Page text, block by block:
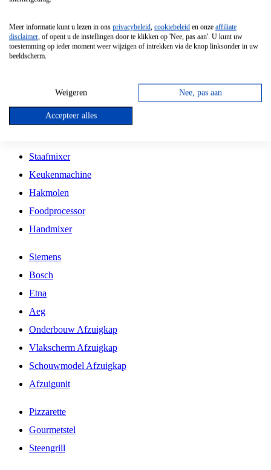
Vrijstaande Magnetron
Vrijstaande Kookplaat
Inbouw Gaskookplaat
Inbouw Keramische Kookplaat
Kookplaat Accessoires
Staafmixer
Keukenmachine
Hakmolen
Foodprocessor
Handmixer
Siemens
Bosch
Etna
Aeg
Onderbouw Afzuigkap
Vlakscherm Afzuigkap
Schouwmodel Afzuigkap
Afzuigunit
Pizzarette
Gourmetstel
Steengrill
Meer informatie kunt u lezen in ons privacybeleid, cookiebeleid en onze affiliate
disclaimer, of opent u de instellingen door te klikken op 'Nee, pas aan'. U kunt uw
toestemming op ieder moment weer wijzigen of intrekken via de knop linksonder in uw
beeldscherm.
Weigeren Nee, pas aan
Accepteer alles